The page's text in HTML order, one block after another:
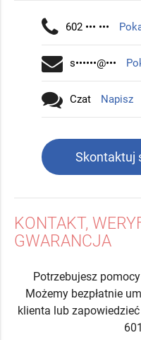
602 ••• •••
s••••••@•••
Czat Napisz
Skontaktuj
KONTAKT,
GWARANCJA
Potrzebujesz
Możemy bezpłatnie
klienta lub